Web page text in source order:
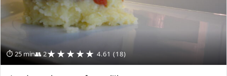
⏱ 25 min👥 2★★★★★ 4.61 (18)